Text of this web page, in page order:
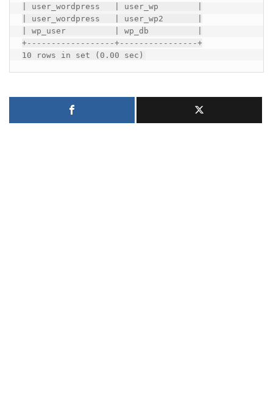
| user_wordpress   | user_wp        |
| user_wordpress   | user_wp2       |
| wp_user          | wp_db          |
+------------------+----------------+
10 rows in set (0.00 sec)